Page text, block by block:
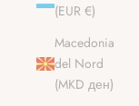
(EUR €)
Macedonia
del Nord
(MKD ден)